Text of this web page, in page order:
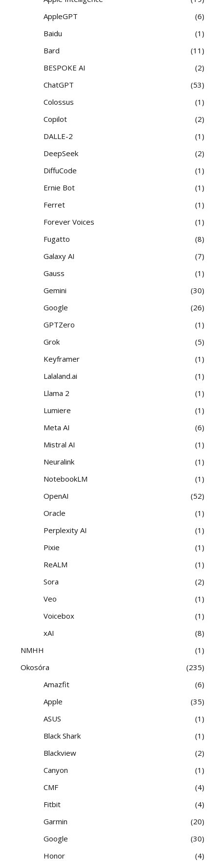
AppleGPT
6
Baidu
1
Bard
11
BESPOKE AI
2
ChatGPT
53
Colossus
1
Copilot
2
DALLE-2
1
DeepSeek
2
DiffuCode
1
Ernie Bot
1
Ferret
1
Forever Voices
1
Fugatto
8
Galaxy AI
7
Gauss
1
Gemini
30
Google
26
GPTZero
1
Grok
5
Keyframer
1
Lalaland.ai
1
Llama 2
1
Lumiere
1
Meta AI
6
Mistral AI
1
Neuralink
1
NotebookLM
1
OpenAI
52
Oracle
1
Perplexity AI
1
Pixie
1
ReALM
1
Sora
2
Veo
1
Voicebox
1
xAI
8
NMHH
1
Okosóra
235
Amazfit
6
Apple
35
ASUS
1
Black Shark
1
Blackview
2
Canyon
1
CMF
4
Fitbit
4
Garmin
20
Google
30
Honor
4